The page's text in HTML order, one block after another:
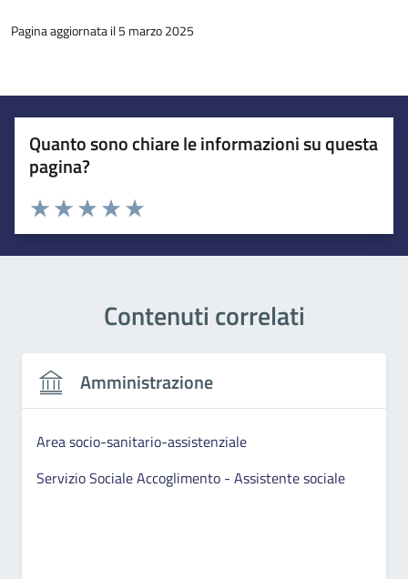
Pagina aggiornata il 5 marzo 2025
Quanto sono chiare le informazioni su questa
pagina?
Esprimi una valutazione
Valuta 5 stelle su 5
Valuta 4 stelle su 5
Valuta 3 stelle su 5
Valuta 2 stelle su 5
Valuta 1 stelle su 5
Contenuti correlati
Amministrazione
Area socio-sanitario-assistenziale
Servizio Sociale Accoglimento - Assistente sociale